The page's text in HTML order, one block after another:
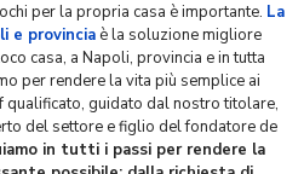
per la propria casa è importante. La
e provincia è la soluzione migliore
casa, a Napoli, provincia e in tutta
per rendere la vita più semplice ai
qualificato, guidato dal nostro titolare,
del settore e figlio del fondatore de
in tutti i passi per rendere la